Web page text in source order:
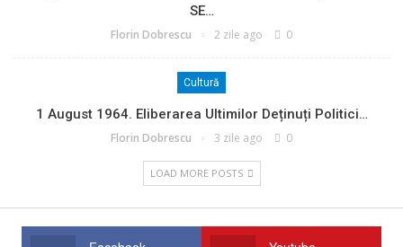
SE…
Florin Dobrescu 2 zile ago 0
Cultură
1 August 1964. Eliberarea Ultimilor Deținuți Politici…
Florin Dobrescu 3 zile ago 0
LOAD MORE POSTS